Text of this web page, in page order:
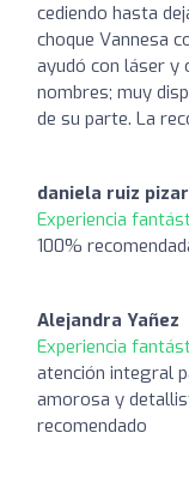
cediendo hasta
choque Vannesa
ayudó con láser y
nombres; muy
de su parte. La
daniela ruiz
Experiencia
100%
Alejandra Yañez
Experiencia
atención integral
amorosa y
recomendado